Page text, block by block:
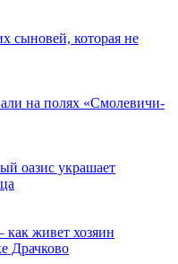
сыновей, которая не
на полях «Смолевичи-
оазис украшает
живет хозяин
Драчково